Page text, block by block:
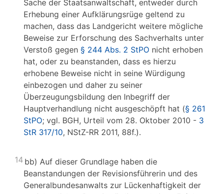
Sache der Staatsanwaltschaft, entweder durch
Erhebung einer Aufklärungsrüge geltend zu
machen, dass das Landgericht weitere mögliche
Beweise zur Erforschung des Sachverhalts unter
Verstoß gegen § 244 Abs. 2 StPO nicht erhoben
hat, oder zu beanstanden, dass es hierzu
erhobene Beweise nicht in seine Würdigung
einbezogen und daher zu seiner
Überzeugungsbildung den Inbegriff der
Hauptverhandlung nicht ausgeschöpft hat (§ 261
StPO; vgl. BGH, Urteil vom 28. Oktober 2010 - 3
StR 317/10, NStZ-RR 2011, 88f.).
14 bb) Auf dieser Grundlage haben die
Beanstandungen der Revisionsführerin und des
Generalbundesanwalts zur Lückenhaftigkeit der